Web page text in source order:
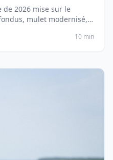
de 2026 mise sur le
mulet modernisé,
10 min